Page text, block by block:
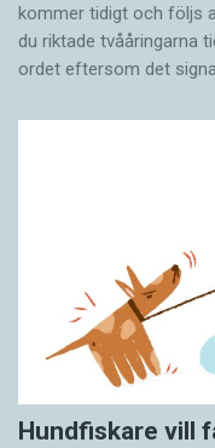
kommer tidigt och följs
du riktade tvååringarna
ordet eftersom det
Hundfiskare vill